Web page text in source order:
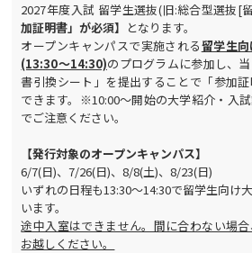
2027年度入試 留学生選抜(旧:総合型選抜[
加証明書」が必須】 となります。
オープンキャンパスで実施される留学生
(13:30～14:30)のプログラムに参加し、
書引換シート」を提出することで「参加
できます。※10:00～開始の大学紹介・入
でご注意ください。
【発行対象のオープンキャンパス】
6/7(日)、7/26(日)、8/8(土)、8/23(日)
いずれの日程も13:30～14:30で留学生向け
います。
途中入室はできません。間に合わない場
お越しください。